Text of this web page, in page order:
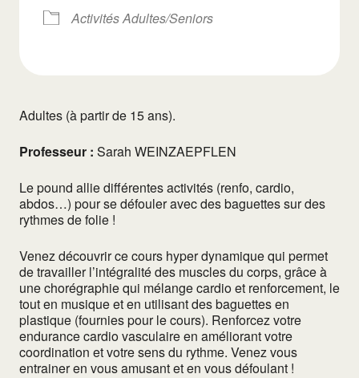
Activités Adultes/Seniors
Adultes (à partir de 15 ans).
Professeur : Sarah WEINZAEPFLEN
Le pound allie différentes activités (renfo, cardio,
abdos…) pour se défouler avec des baguettes sur des
rythmes de folie !
Venez découvrir ce cours hyper dynamique qui permet
de travailler l’intégralité des muscles du corps, grâce à
une chorégraphie qui mélange cardio et renforcement, le
tout en musique et en utilisant des baguettes en
plastique (fournies pour le cours). Renforcez votre
endurance cardio vasculaire en améliorant votre
coordination et votre sens du rythme. Venez vous
entrainer en vous amusant et en vous défoulant !